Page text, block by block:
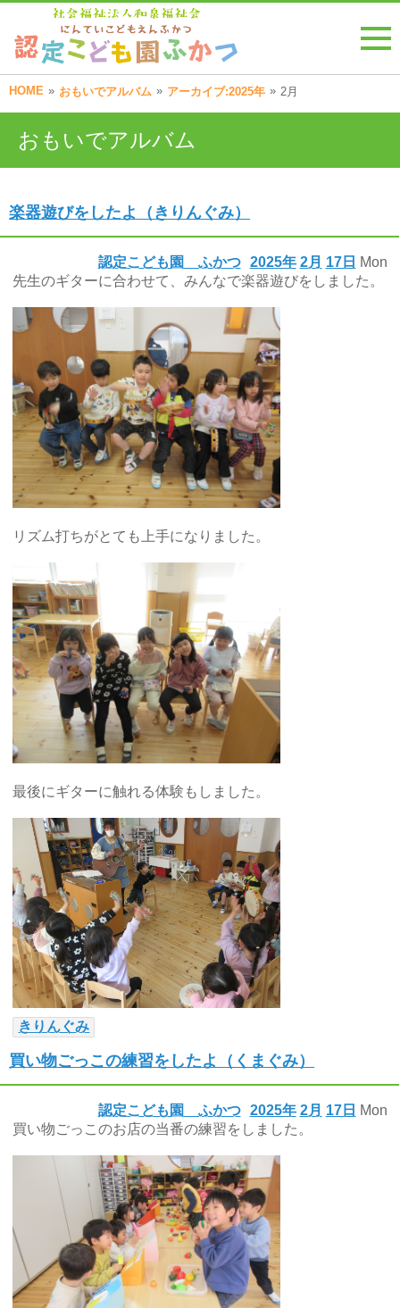
HOME » おもいでアルバム » アーカイブ:2025年 » 2月
おもいでアルバム
楽器遊びをしたよ（きりんぐみ）
2025年 2月 17日 Mon
認定こども園 ふかつ
先生のギターに合わせて、みんなで楽器遊びをしました。
リズム打ちがとても上手になりました。
最後にギターに触れる体験もしました。
きりんぐみ
買い物ごっこの練習をしたよ（くまぐみ）
2025年 2月 17日 Mon
認定こども園 ふかつ
買い物ごっこのお店の当番の練習をしました。